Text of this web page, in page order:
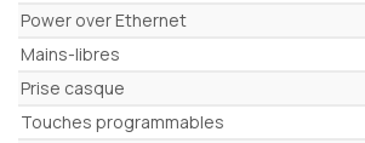
Power over Ethernet
Mains-libres
Prise casque
Touches programmables